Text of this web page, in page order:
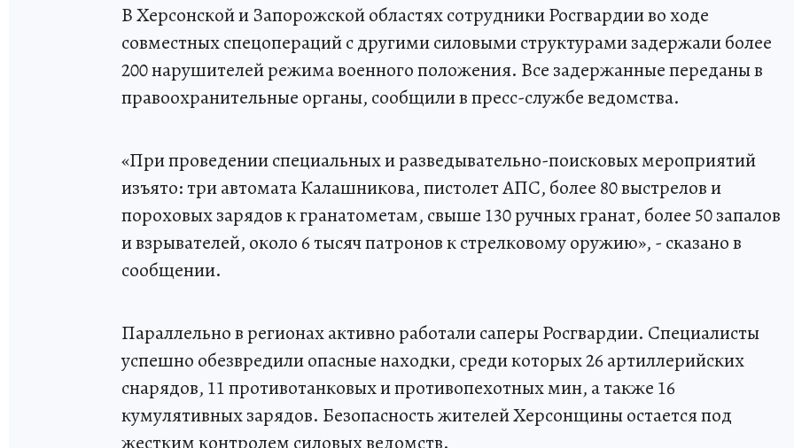
В Херсонской и Запорожской областях сотрудники Росгвардии во ходе
совместных спецопераций с другими силовыми структурами задержали более
200 нарушителей режима военного положения. Все задержанные переданы в
правоохранительные органы, сообщили в пресс-службе ведомства.
«При проведении специальных и разведывательно-поисковых мероприятий
изъято: три автомата Калашникова, пистолет АПС, более 80 выстрелов и
пороховых зарядов к гранатометам, свыше 130 ручных гранат, более 50 запалов
и взрывателей, около 6 тысяч патронов к стрелковому оружию», - сказано в
сообщении.
Параллельно в регионах активно работали саперы Росгвардии. Специалисты
успешно обезвредили опасные находки, среди которых 26 артиллерийских
снарядов, 11 противотанковых и противопехотных мин, а также 16
кумулятивных зарядов. Безопасность жителей Херсонщины остается под
жестким контролем силовых ведомств.